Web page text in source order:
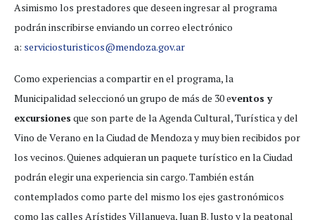
Asimismo los prestadores que deseen ingresar al programa
podrán inscribirse enviando un correo electrónico
a: serviciosturisticos@mendoza.gov.ar
Como experiencias a compartir en el programa, la
Municipalidad seleccionó un grupo de más de 30 eventos y
excursiones que son parte de la Agenda Cultural, Turística y del
Vino de Verano en la Ciudad de Mendoza y muy bien recibidos por
los vecinos. Quienes adquieran un paquete turístico en la Ciudad
podrán elegir una experiencia sin cargo. También están
contemplados como parte del mismo los ejes gastronómicos
como las calles Arístides Villanueva, Juan B. Justo y la peatonal